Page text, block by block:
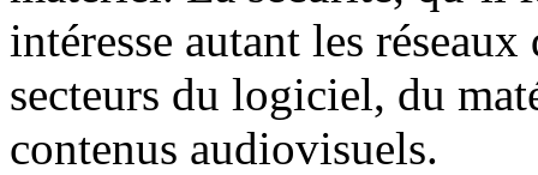
intéresse autant les
secteurs du logiciel, du
contenus audiovisuels.